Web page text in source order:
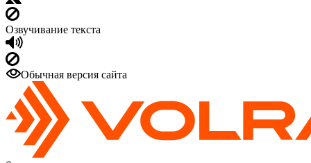
Озвучивание текста
Обычная версия сайта